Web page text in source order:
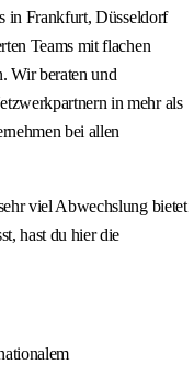
in Frankfurt, Düsseldorf
Teams mit flachen
Wir beraten und
in mehr als
bei allen
viel Abwechslung bietet
hast du hier die